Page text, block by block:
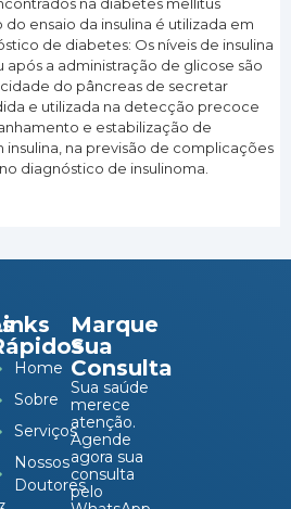
ensaio da insulina é utilizada em
de diabetes: Os níveis de insulina
após a administração de glicose são
do pâncreas de secretar
e utilizada na detecção precoce
e estabilização de
na previsão de complicações
diagnóstico de insulinoma.
Home
Sobre
Serviços
Nossos
Doutores
Marque
Sua
Consulta
Sua saúde
merece
atenção.
Agende
agora sua
consulta
pelo